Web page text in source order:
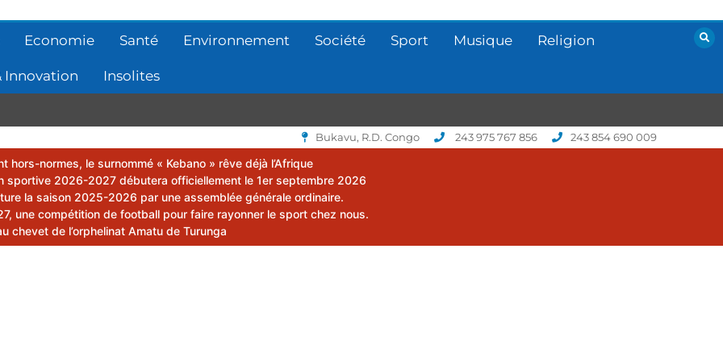
Economie Santé Environnement Société Sport Musique Religion
Innovation Insolites
Bukavu, R.D. Congo 243 975 767 856 243 854 690 009
hors-normes, le surnommé « Kebano » rêve déjà l’Afrique
sportive 2026-2027 débutera officiellement le 1er septembre 2026
la saison 2025-2026 par une assemblée générale ordinaire.
une compétition de football pour faire rayonner le sport chez nous.
chevet de l’orphelinat Amatu de Turunga